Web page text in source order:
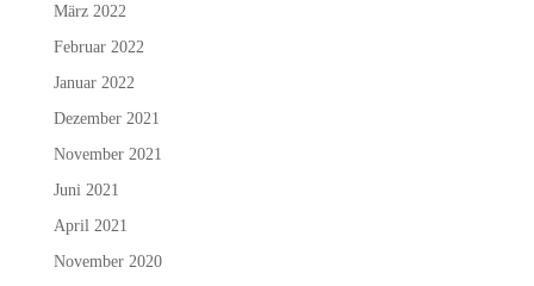
März 2022
Februar 2022
Januar 2022
Dezember 2021
November 2021
Juni 2021
April 2021
November 2020